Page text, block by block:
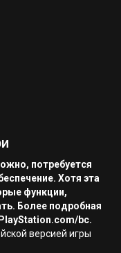
потребуется
Хотя эта
функции,
Более подробная
bc.
версией игры